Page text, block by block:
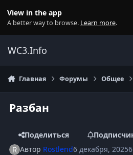
View in the app
A better way to browse. Learn more.
WC3.Info
Главная Форумы Общее
Разбан
Поделиться
Автор Rostlend6 декабря, 2025